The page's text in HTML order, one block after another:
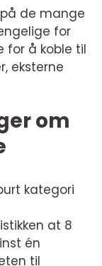
de mange
for
for å koble til
eksterne
om
kategori
at 8
én
til